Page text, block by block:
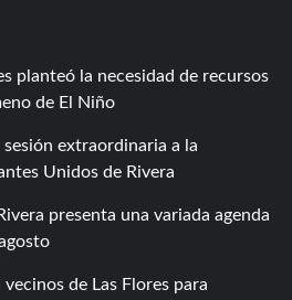
planteó la necesidad de recursos
de El Niño
extraordinaria a la
Unidos de Rivera
presenta una variada agenda
de Las Flores para